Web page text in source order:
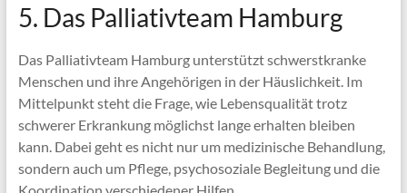
5. Das Palliativteam Hamburg
Das Palliativteam Hamburg unterstützt schwerstkranke
Menschen und ihre Angehörigen in der Häuslichkeit. Im
Mittelpunkt steht die Frage, wie Lebensqualität trotz
schwerer Erkrankung möglichst lange erhalten bleiben
kann. Dabei geht es nicht nur um medizinische Behandlung,
sondern auch um Pflege, psychosoziale Begleitung und die
Koordination verschiedener Hilfen.